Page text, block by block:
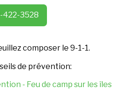
422-3528
composer le 9-1-1.
de prévention:
- Feu de camp sur les îles